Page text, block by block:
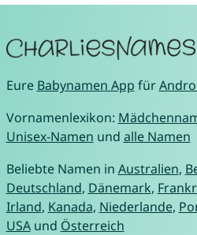
Eure Babynamen App für
Vornamenlexikon:
Unisex-Namen und alle Namen
Beliebte Namen in Australien,
Deutschland, Dänemark,
Irland, Kanada, Niederlande,
USAund Österreich